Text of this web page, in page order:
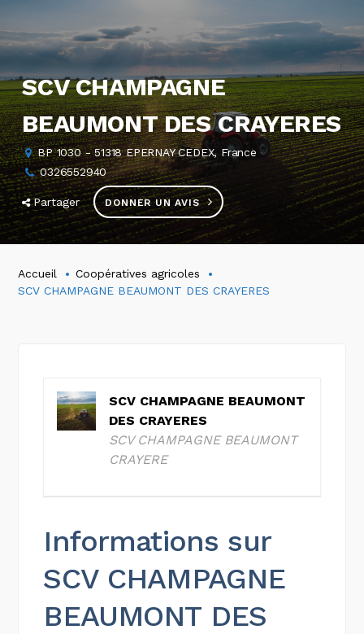
SCV CHAMPAGNE
BEAUMONT DES CRAYERES
BP 1030 - 51318 EPERNAY CEDEX, France
0326552940
Partager DONNER UN AVIS
Accueil
Coopératives agricoles
SCV CHAMPAGNE BEAUMONT DES CRAYERES
SCV CHAMPAGNE BEAUMONT
DES CRAYERES
SCV CHAMPAGNE BEAUMONT
CRAYERE
Informations sur
SCV CHAMPAGNE
BEAUMONT DES